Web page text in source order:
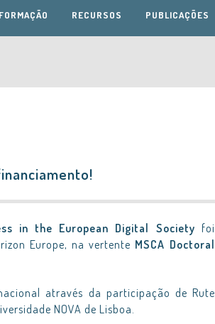
FORMAÇÃO RECURSOS PUBLICAÇÕES
in the European Digital Society foi
Europe, na vertente MSCA Doctoral
através da participação de Rute
NOVA de Lisboa.